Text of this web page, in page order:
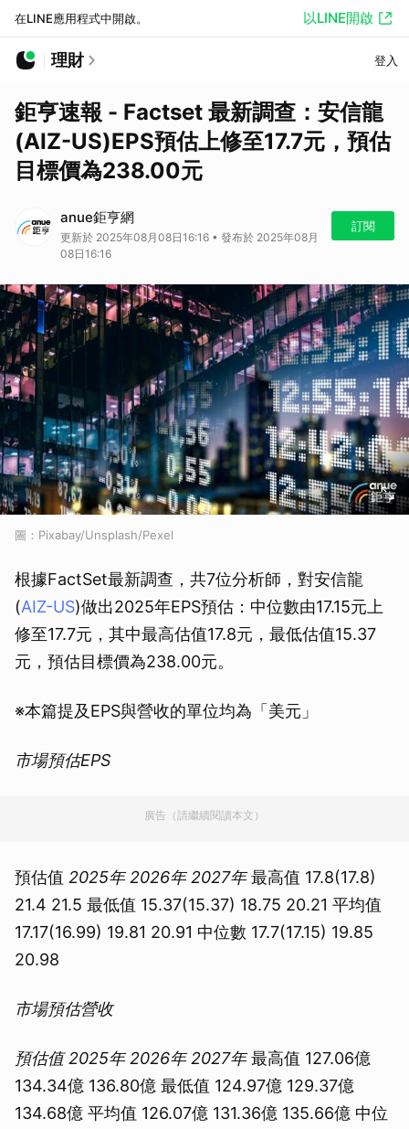
在LINE應用程式中開啟。 以LINE開啟
理財 登入
鉅亨速報 - Factset 最新調查：安信龍
(AIZ-US)EPS預估上修至17.7元，預估
目標價為238.00元
anue鉅亨網
更新於 2025年08月08日16:16 • 發布於 2025年08月
08日16:16
訂閱
圖：Pixabay/Unsplash/Pexel
根據FactSet最新調查，共7位分析師，對安信龍
(AIZ-US)做出2025年EPS預估：中位數由17.15元上
修至17.7元，其中最高估值17.8元，最低估值15.37
元，預估目標價為238.00元。
※本篇提及EPS與營收的單位均為「美元」
市場預估EPS
廣告（請繼續閱讀本文）
預估值 2025年 2026年 2027年最高值 17.8(17.8)
21.4 21.5 最低值 15.37(15.37) 18.75 20.21 平均值
17.17(16.99) 19.81 20.91 中位數 17.7(17.15) 19.85
20.98
市場預估營收
預估值 2025年 2026年 2027年最高值 127.06億
134.34億 136.80億 最低值 124.97億 129.37億
134.68億 平均值 126.07億 131.36億 135.66億 中位